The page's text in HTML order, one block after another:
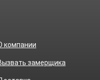
компании
замерщика